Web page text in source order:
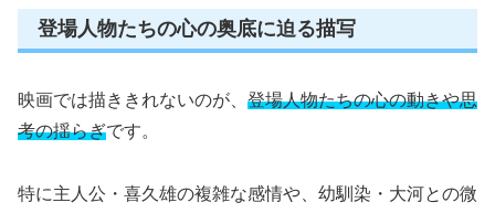
登場人物たちの心の奥底に迫る描写
映画では描ききれないのが、 登場人物たちの心の動きや思
考の揺らぎです。
特に主人公・喜久雄の複雑な感情や、幼馴染・大河との微